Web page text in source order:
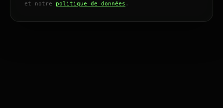
et notre politique de données .